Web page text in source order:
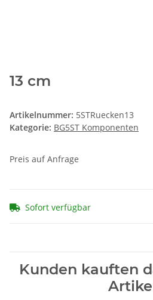
13 cm
Artikelnummer: 5STRuecken13
Kategorie: BG5ST Komponenten
Preis auf Anfrage
Sofort verfügbar
Kunden kauften